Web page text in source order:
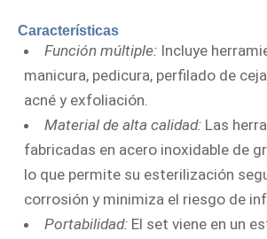
Características
Función múltiple: Incluye
manicura, pedicura, perfilado de
acné y exfoliación.
Material de alta calidad: Las
fabricadas en acero inoxidable de
lo que permite su esterilización
corrosión y minimiza el riesgo de
Portabilidad: El set viene en un